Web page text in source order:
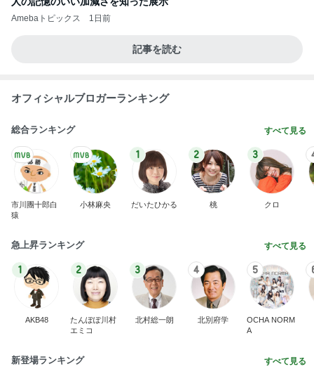
Amebaトピックス 1日前
記事を読む
オフィシャルブロガーランキング
総合ランキング すべて見る
市川團十郎白
猿
小林麻央
1
だいたひかる
2
桃
3
クロ
急上昇ランキング すべて見る
1
AKB48
2
たんぽぽ川村
エミコ
3
北村総一朗
4
北別府学
5
OCHA NORM
A
新登場ランキング すべて見る